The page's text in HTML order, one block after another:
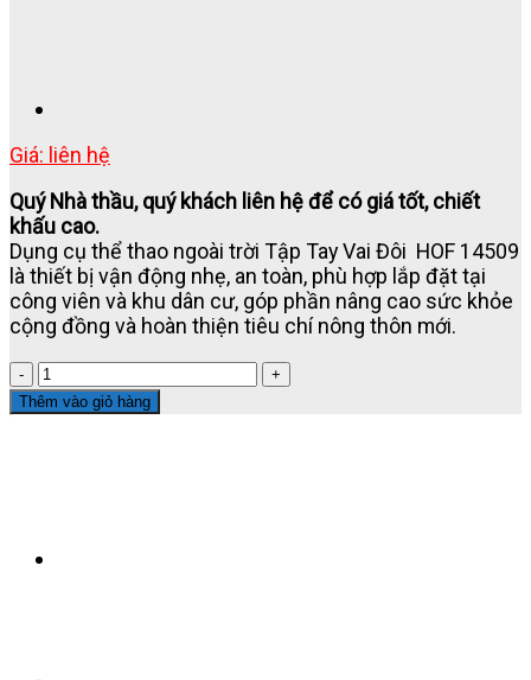
Giá: liên hệ
Quý Nhà thầu, quý khách liên hệ để có giá tốt, chiết
khấu cao.
Dụng cụ thể thao ngoài trời Tập Tay Vai Đôi HOF 14509
là thiết bị vận động nhẹ, an toàn, phù hợp lắp đặt tại
công viên và khu dân cư, góp phần nâng cao sức khỏe
cộng đồng và hoàn thiện tiêu chí nông thôn mới.
DỤNG
CỤ
THỂ
VAI
Thêm vào giỏ hàng